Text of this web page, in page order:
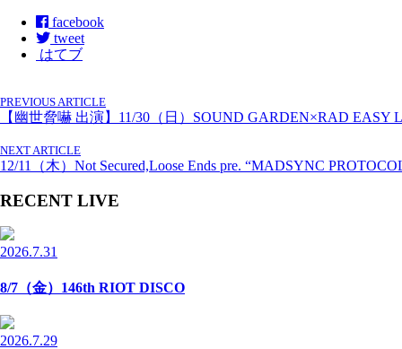
facebook
tweet
はてブ
PREVIOUS ARTICLE
【幽世脅嚇 出演】11/30（日）SOUND GARDEN×RAD EASY
NEXT ARTICLE
12/11（木）Not Secured,Loose Ends pre. “MADSYNC
RECENT LIVE
2026.7.31
8/7（金）146th RIOT DISCO
2026.7.29